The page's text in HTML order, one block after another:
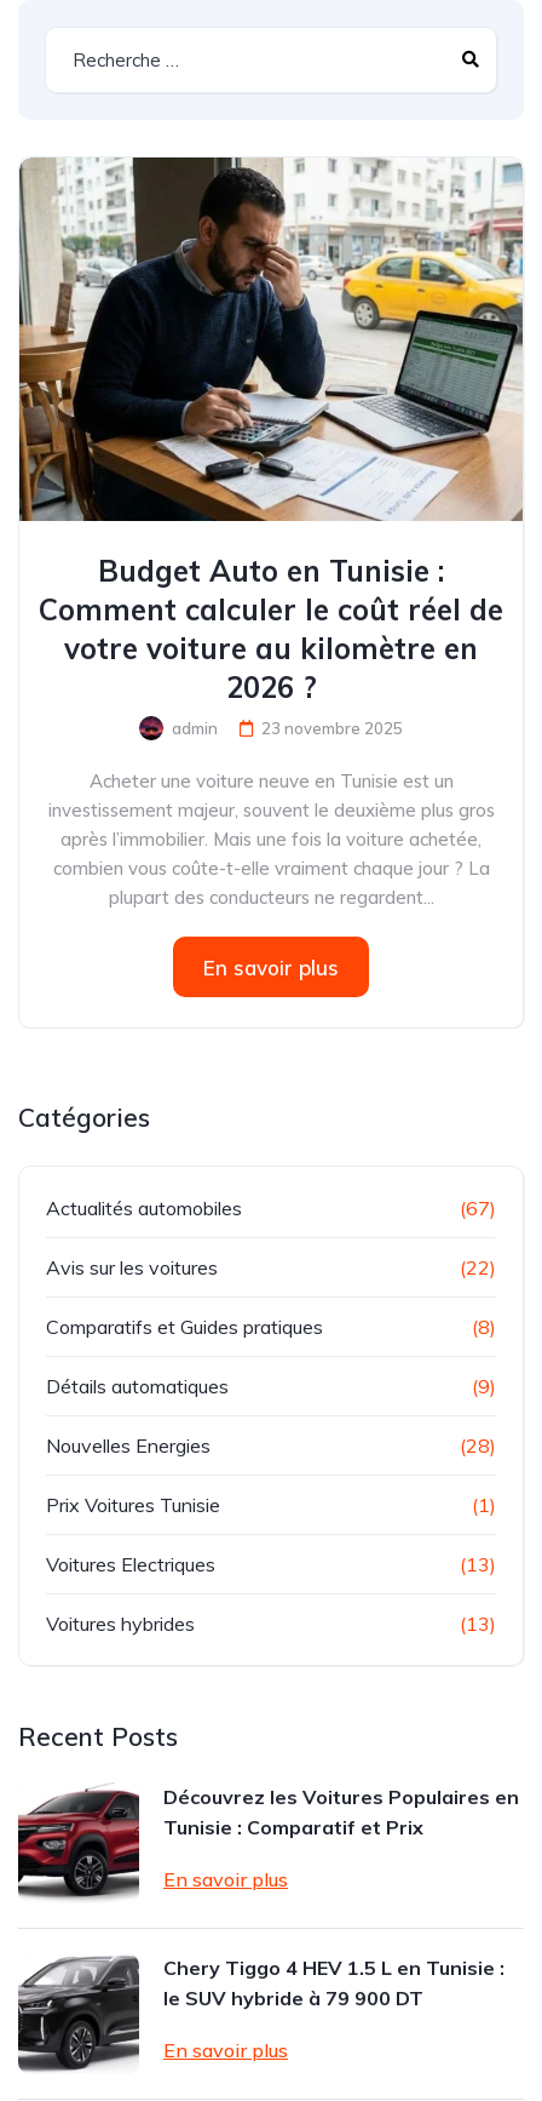
Budget Auto en Tunisie :
Comment calculer le coût réel de
votre voiture au kilomètre en
2026 ?
admin 23 novembre 2025
Acheter une voiture neuve en Tunisie est un
investissement majeur, souvent le deuxième plus gros
après l’immobilier. Mais une fois la voiture achetée,
combien vous coûte-t-elle vraiment chaque jour ? La
plupart des conducteurs ne regardent...
En savoir plus
Catégories
Actualités automobiles (67)
Avis sur les voitures (22)
Comparatifs et Guides pratiques (8)
Détails automatiques (9)
Nouvelles Energies (28)
Prix Voitures Tunisie (1)
Voitures Electriques (13)
Voitures hybrides (13)
Recent Posts
Découvrez les Voitures Populaires en
Tunisie : Comparatif et Prix
En savoir plus
Chery Tiggo 4 HEV 1.5 L en Tunisie :
le SUV hybride à 79 900 DT
En savoir plus